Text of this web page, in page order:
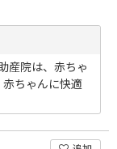
産院は、赤ちゃ
ちゃんに快適